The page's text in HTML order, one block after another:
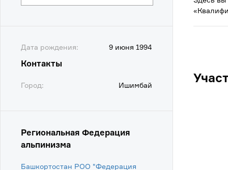
Дата рождения: 9 июня 1994
Контакты
Город: Ишимбай
Региональная Федерация
альпинизма
Башкортостан РОО "Федерация